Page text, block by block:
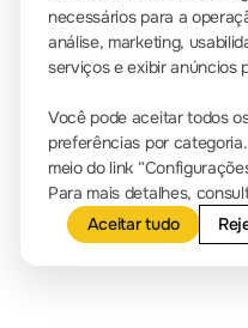
necessários para a
análise, marketing,
serviços e exibir anúncios
Você pode aceitar todos
preferências por
meio do link
Para mais detalhes,
Aceitar tudo
Contate-nos